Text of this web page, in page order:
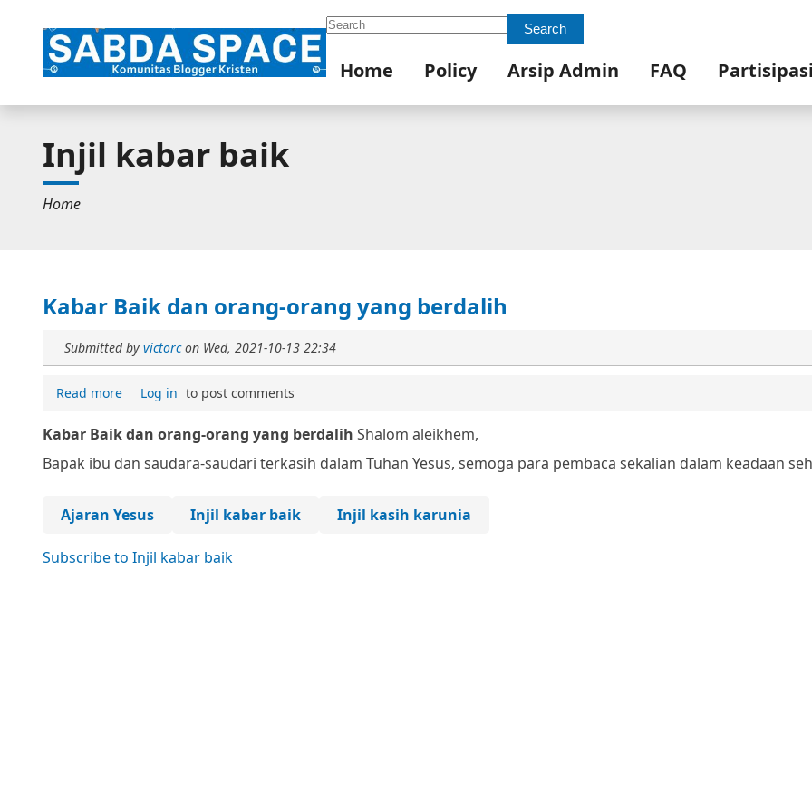
Search Search
Home Policy Arsip Admin FAQ
Injil kabar baik
Home
Kabar Baik dan orang-orang yang berdalih
Submitted by victorcon Wed, 2021-10-13 22:34
Read more Log in to post comments
Kabar Baik dan orang-orang yang berdalih Shalom aleikhem,
Bapak ibu dan saudara-saudari terkasih dalam Tuhan Yesus, semoga para pembaca sekalian dalam keadaan
Ajaran Yesus Injil kabar baik Injil kasih karunia
Subscribe to Injil kabar baik